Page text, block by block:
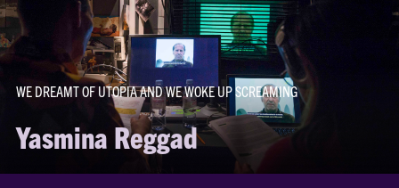
WE DREAMT OF UTOPIA AND WE WOKE UP SCREAMING
Yasmina Reggad